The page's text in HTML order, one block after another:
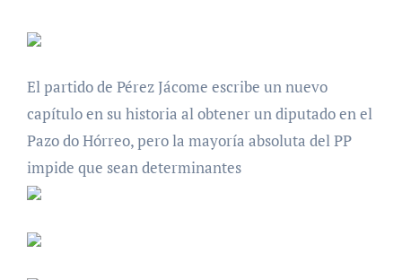
El partido de Pérez Jácome escribe un nuevo
capítulo en su historia al obtener un diputado en el
Pazo do Hórreo, pero la mayoría absoluta del PP
impide que sean determinantes